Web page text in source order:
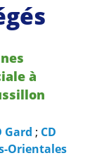
à
Gard ; CD
Orientales